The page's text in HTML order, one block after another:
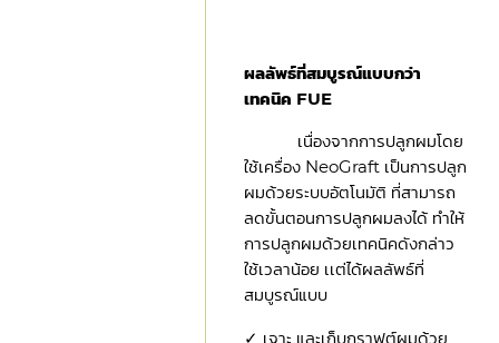
ผลลัพธ์ที่สมบูรณ์แบบกว่า
เทคนิค FUE
เนื่องจากการปลูกผมโดย
ใช้เครื่อง NeoGraft เป็นการปลูก
ผมด้วยระบบอัตโนมัติ ที่สามารถ
ลดขั้นตอนการปลูกผมลงได้ ทำให้
การปลูกผมด้วยเทคนิคดังกล่าว
ใช้เวลาน้อย เเต่ได้ผลลัพธ์ที่
สมบูรณ์แบบ
✓ เจาะ และเก็บกราฟต์ผมด้วย